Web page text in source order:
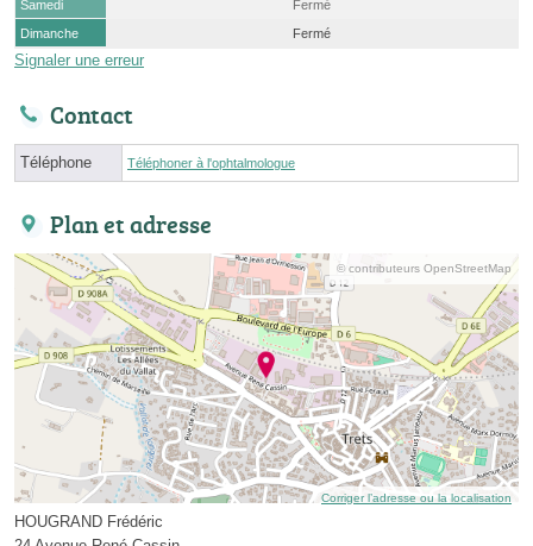
Samedi
Fermé
Dimanche
Fermé
Signaler une erreur
Contact
Téléphone Téléphoner à l'ophtalmologue
Plan et adresse
© contributeurs OpenStreetMap
Corriger l’adresse ou la localisation
HOUGRAND Frédéric